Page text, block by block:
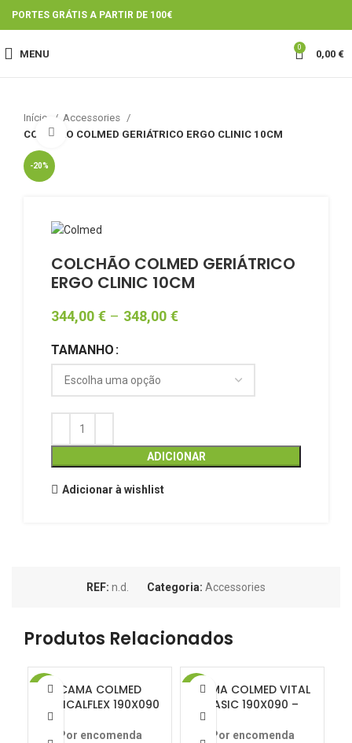
PORTES GRÁTIS A PARTIR DE 100€
MENU
0
0,00 €
Início
Accessories
COLCHÃO COLMED GERIÁTRICO ERGO CLINIC 10CM
-20%
Click to enlarge
COLCHÃO COLMED GERIÁTRICO
ERGO CLINIC 10CM
344,00 € – 348,00 €
TAMANHO
ADICIONAR
Adicionar à wishlist
REF: n.d. Categoria: Accessories
Produtos Relacionados
-20%
CAMA COLMED
MEDICALFLEX 190X090
– GAMA HOSPITALAR
Por encomenda
-20%CAMA COLMED VITAL
BASIC 190X090 –
GAMA HOSPITALAR
Por encomenda